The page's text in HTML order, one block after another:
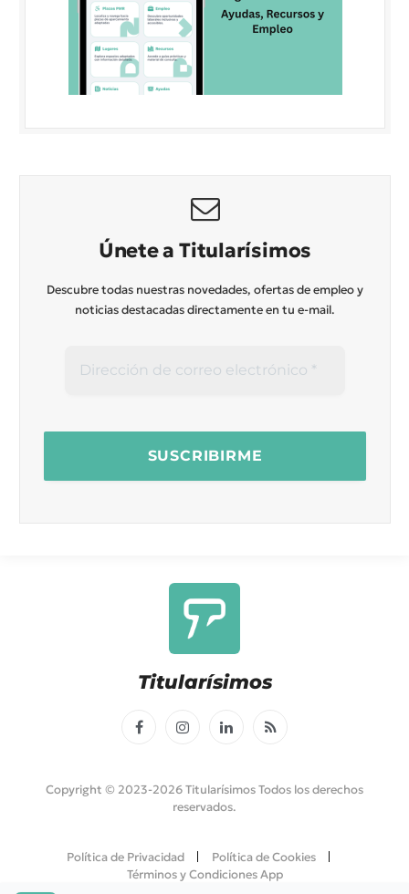
Únete a Titularísimos
Descubre todas nuestras novedades, ofertas de empleo y
noticias destacadas directamente en tu e-mail.
Titularísimos
FacebookInstagramLinkedInRSS
Copyright © 2023-2026 Titularísimos Todos los derechos
reservados.
Política de Privacidad
Política de Cookies
Términos y Condiciones App